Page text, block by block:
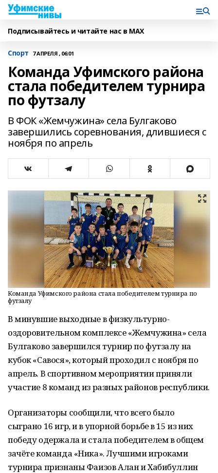
Подписывайтесь и читайте нас в MAX
Спорт 7 АПРЕЛЯ , 06:01
Команда Уфимского района
стала победителем турнира
по футзалу
В ФОК «Жемчужина» села Булгаково
завершились соревнования, длившиеся с
ноября по апрель
Команда Уфимского района стала победителем турнира по
футзалу
В минувшие выходные в физкультурно-
оздоровительном комплексе «Жемчужина» села
Булгаково завершился турнир по футзалу на
кубок «Савося», который проходил с ноября по
апрель. В спортивном мероприятии приняли
участие 8 команд из разных районов республики.
Организаторы сообщили, что всего было
сыграно 16 игр, и в упорной борьбе в 15 из них
победу одержала и стала победителем в общем
зачёте команда «Ника». Лучшими игроками
турнира признаны Фаизов Алан и Хабибуллин